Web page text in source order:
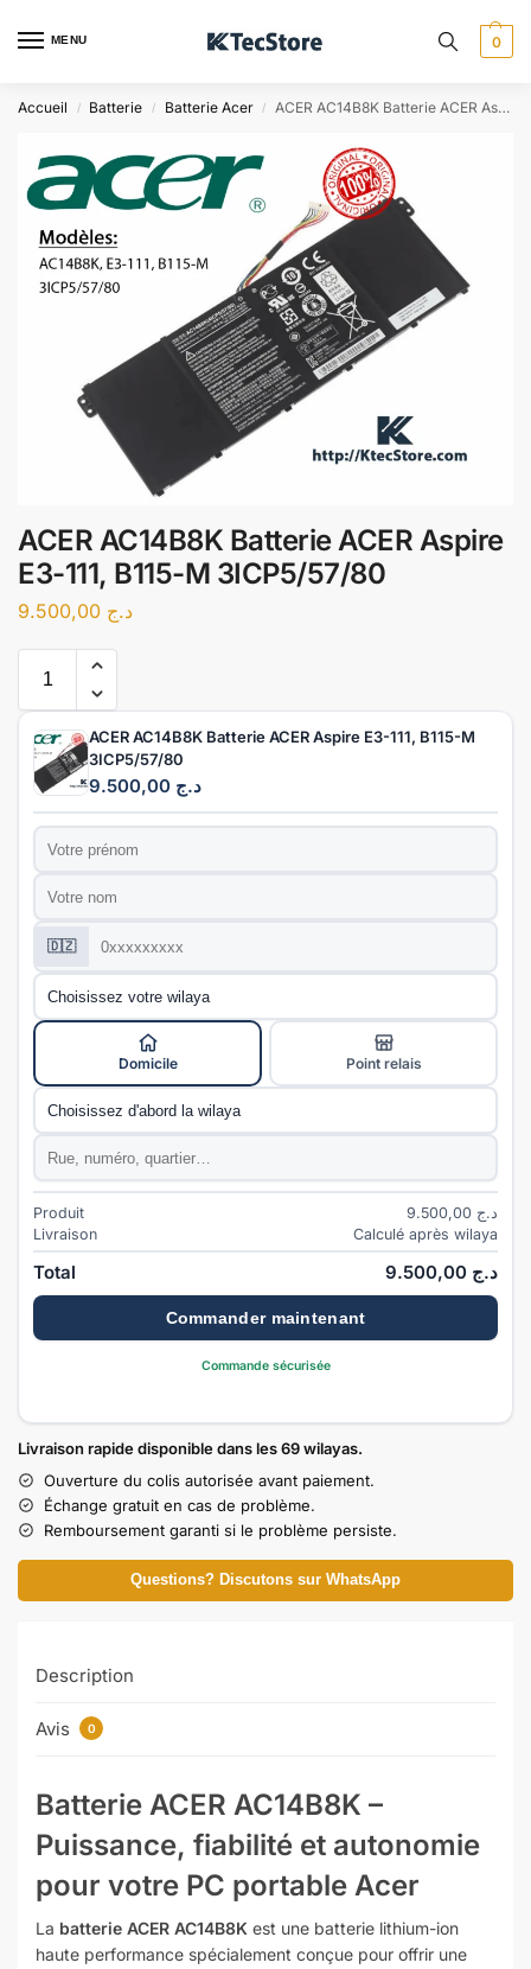
MENU 0
Accueil / Batterie / Batterie Acer / ACER AC14B8K Batterie ACER Aspire E3-111, B115-M 3ICP5/57/80
ACER AC14B8K Batterie ACER Aspire
E3-111, B115-M 3ICP5/57/80
د.ج
ACER AC14B8K Batterie ACER Aspire E3-111, B115-M
3ICP5/57/80
د.ج
Prénom
Nom
Téléphone
🇩🇿
Wilaya
Mode de livraison
Domicile
Point relais
Commune
Adresse
Produit د.ج
Livraison
Calculé après wilaya
Total د.ج
Commander maintenant
Commande sécurisée
Livraison rapide disponible dans les 69 wilayas.
Ouverture du colis autorisée avant paiement.
Échange gratuit en cas de problème.
Remboursement garanti si le problème persiste.
Questions? Discutons sur WhatsApp
Description
Avis 0
Batterie ACER AC14B8K –
Puissance, fiabilité et autonomie
pour votre PC portable Acer
La batterie ACER AC14B8K est une batterie lithium-ion
haute performance spécialement conçue pour offrir une